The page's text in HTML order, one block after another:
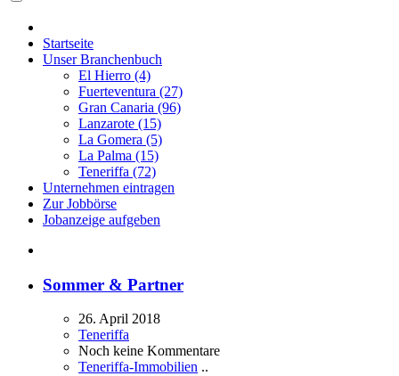
Startseite
Unser Branchenbuch
El Hierro (4)
Fuerteventura (27)
Gran Canaria (96)
Lanzarote (15)
La Gomera (5)
La Palma (15)
Teneriffa (72)
Unternehmen eintragen
Zur Jobbörse
Jobanzeige aufgeben
Sommer & Partner
26. April 2018
Teneriffa
Noch keine Kommentare
Teneriffa-Immobilien ..